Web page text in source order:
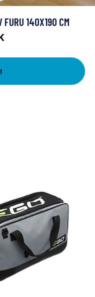
FURU 140X190 CM